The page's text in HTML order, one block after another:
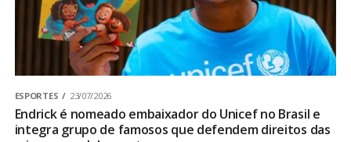
ESPORTES 23/07/2026
Endrick é nomeado embaixador do Unicef no Brasil e
integra grupo de famosos que defendem direitos das